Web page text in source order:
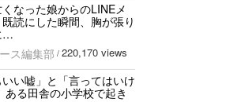
なった娘からのLINEメ
読にした瞬間、胸が張り
…
ス編集部 / 220,170 views
いい嘘」と「言ってはいけ
ある田舎の小学校で起き